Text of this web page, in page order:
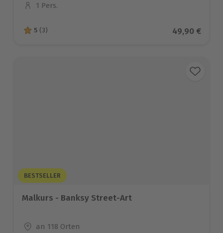
Anzahl der Teilnehmer
1 Pers.
5 von 5 Sternen basierend auf 3 Bewertungen
5 (3) Aktueller
49,90 €
BESTSELLER
Malkurs - Banksy Street-Art
Standort
an 118 Orten